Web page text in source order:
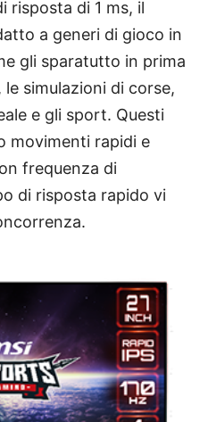
risposta di 1 ms, il
a generi di gioco in
gli sparatutto in prima
simulazioni di corse,
e gli sport. Questi
movimenti rapidi e
frequenza di
di risposta rapido vi